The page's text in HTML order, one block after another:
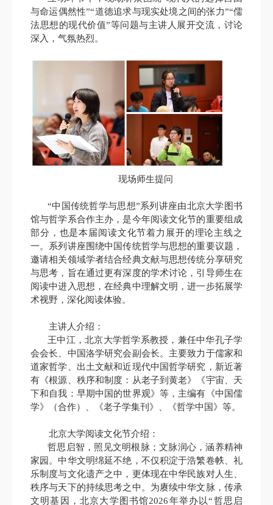
与命运偶然性”“道德追求与现实处境之间的张力”“儒
法思想的现代价值”等问题与主讲人展开交流，讨论
深入，气氛热烈。
现场师生提问
“中国传统哲学与思想”系列讲座由北京大学图书
馆与哲学系合作主办，是今年阅读文化节的重要组成
部分，也是本届阅读文化节着力展开的理论主线之
一。系列讲座围绕中国传统哲学与思想的重要议题，
邀请相关领域学者结合经典文献与思想传统分享研究
与思考，旨在通过更有深度的学术讨论，引导师生在
阅读中进入思想，在经典中理解文明，进一步拓展学
术视野，深化阅读体验。
主讲人介绍：
王中江，北京大学哲学系教授，兼任中华孔子学
会会长、中国洛学研究会副会长。主要致力于儒家和
道家哲学、出土文献和近现代中国哲学研究，新近著
有《根源、秩序和制度：从老子到黄老》《宇宙、天
下和自我：早期中国的世界观》等，主编有《中国儒
学》（合作）、《老子学集刊》、《哲学中国》等。
北京大学阅读文化节介绍：
哲思启智，照见文明根脉；文脉润心，涵养精神
家园。中华文明绵延不绝，不仅积淀于浩繁卷帙、礼
乐制度与文化遗产之中，更体现在中华民族对人生、
秩序与天下的持续思考之中。为赓续中华文脉，传承
文明基因，北京大学图书馆2026年举办以“哲思启